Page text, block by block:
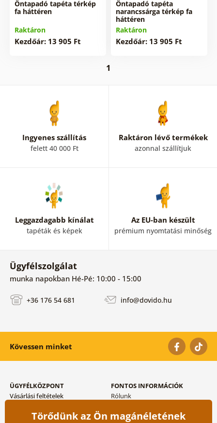
Öntapadó tapéta térkép
fa háttéren
Raktáron
Kezdőár: 13 905 Ft
Öntapadó tapéta
narancssárga térkép fa
háttéren
Raktáron
Kezdőár: 13 905 Ft
1
Ingyenes szállítás
felett 40 000 Ft
Raktáron lévő termékek
azonnal szállítjuk
Leggazdagabb kínálat
tapéták és képek
Az EU-ban készült
prémium nyomtatási minőség
Ügyfélszolgálat
munka napokban Hé-Pé: 10:00 - 15:00
+36 176 54 681 info@dovido.hu
Kövessen minket
ÜGYFÉLKÖZPONT
Vásárlási feltételek
Szállítási és fizetési módok
FONTOS INFORMÁCIÓK
Rólunk
Blog
Törődünk az Ön magánéletének